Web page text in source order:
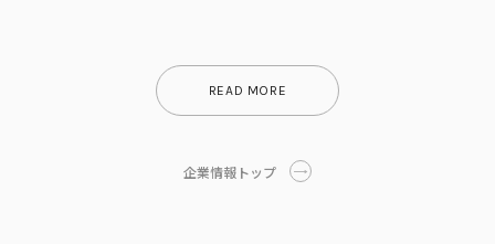
この号をPDFで開く
この号をPDFで開く
この号をPDFで開く
この号をPDFで開く
この号をPDFで開く
この号をPDFで開く
この号をPDFで開く
READ MORE
企業情報トップ